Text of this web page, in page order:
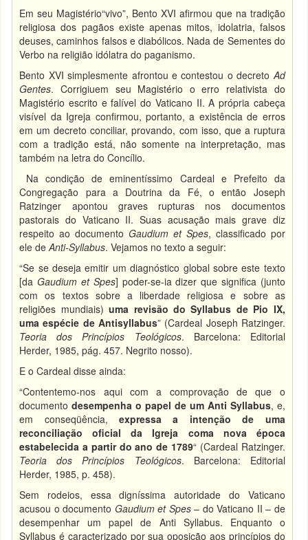
Em seu Magistério“vivo”, Bento XVI afirmou que na tradição
religiosa dos pagãos existe apenas mitos, idolatria, falsos
deuses, caminhos falsos e diabólicos. Nada de Sementes do
Verbo na religião idólatra do paganismo.
Bento XVI simplesmente afrontou e contestou o decretoAd
Gentes. Corrigiuem seu Magistério o erro relativista do
Magistério escrito e falível do Vaticano II. A própria cabeça
visível da Igreja confirmou, portanto, a existência de erros
em um decreto conciliar, provando, com isso, que a ruptura
com a tradição está, não somente na interpretação, mas
também na letra do Concílio.
Na condição de eminentíssimo Cardeal e Prefeito da
Congregação para a Doutrina da Fé, o então Joseph
Ratzinger apontou graves rupturas nos documentos
pastorais do Vaticano II. Suas acusação mais grave diz
respeito ao documentoGaudium et Spes, classificado por
ele deAnti-Syllabus. Vejamos no texto a seguir:
“Se se deseja emitir um diagnóstico global sobre este texto
[daGaudium et Spes] poder-se-ia dizer que significa (junto
com os textos sobre a liberdade religiosa e sobre as
religiões mundiais)uma revisão do Syllabus de Pio IX,
uma espécie de Antisyllabus” (Cardeal Joseph Ratzinger.
Teoria dos Princípios Teológicos. Barcelona: Editorial
Herder, 1985, pág. 457. Negrito nosso).
E o Cardeal disse ainda:
“Contentemo-nos aqui com a comprovação de que o
documentodesempenha o papel de um Anti Syllabus, e,
em conseqüência,expressa a intenção de uma
reconciliação oficial da Igreja coma nova época
estabelecida a partir do ano de 1789“ (Cardeal Ratzinger.
Teoria dos Princípios Teológicos. Barcelona: Editorial
Herder, 1985, p. 458).
Sem rodeios, essa digníssima autoridade do Vaticano
acusou o documento Gaudium et Spes– do Vaticano II – de
desempenhar um papel de Anti Syllabus. Enquanto o
Syllabus é caracterizado por sua oposição aos princípios do